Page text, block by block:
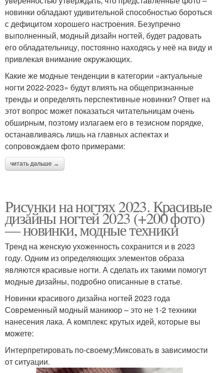
новинки обладают удивительной способностью бороться
с дефицитом хорошего настроения. Безупречно
выполненный, модный дизайн ногтей, будет радовать
его обладательницу, постоянно находясь у неё на виду и
привлекая внимание окружающих.
Какие же модные тенденции в категории «актуальные
ногти 2022-2023» будут влиять на общепризнанные
тренды и определять перспективные новинки? Ответ на
этот вопрос может показаться читательницам очень
обширным, поэтому излагаем его в тезисном порядке,
останавливаясь лишь на главных аспектах и
сопровождаем фото примерами:
читать дальше →
Рисунки на ногтях 2023. Красивые
дизайны ногтей 2023 (+200 фото)
— новинки, модные техники
Тренд на женскую ухоженность сохранится и в 2023
году. Одним из определяющих элементов образа
являются красивые ногти. А сделать их такими помогут
модные дизайны, подробно описанные в статье.
Новинки красивого дизайна ногтей 2023 года
Современный модный маникюр – это не 1-2 техники
нанесения лака. А комплекс крутых идей, которые вы
можете:
Интерпретировать по-своему;Миксовать в зависимости
от ситуации.